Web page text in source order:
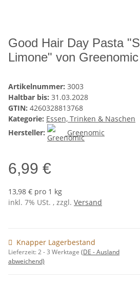
Good Hair Day Pasta
Limone" von
Artikelnummer: 3003
Haltbar bis: 31.03.2028
GTIN: 4260328813768
Kategorie: Essen, Trinken & Naschen
Hersteller:
Greenomic
6,99 €
13,98 € pro 1 kg
inkl. 7% USt. , zzgl. Versand
Knapper Lagerbestand
Lieferzeit:2 - 3 Werktage (DE - Ausland
abweichend)